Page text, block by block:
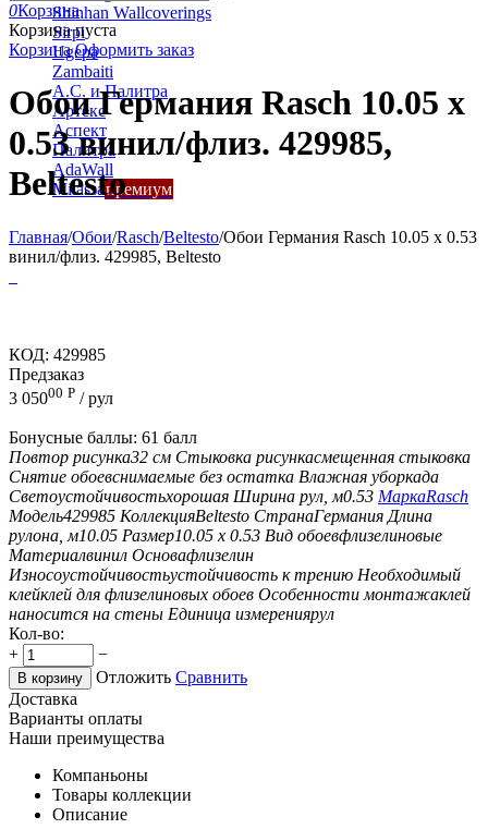
Shinhan Wallcoverings
Sirpi
Ugepa
Zambaiti
А.С. и Палитра
Артекс
Аспект
Палитра
AdaWall
Milassa премиум
0Корзина
Корзина пуста
Корзина Оформить заказ
Обои Германия Rasch 10.05 х
0.53 винил/флиз. 429985,
Beltesto
Главная/Обои/Rasch/Beltesto/Обои Германия Rasch 10.05 х 0.53
винил/флиз. 429985, Beltesto
КОД: 429985
Предзаказ
3 05000 Р / рул
Бонусные баллы: 61 балл
Повтор рисунка32 см Стыковка рисункасмещенная стыковка
Снятие обоевснимаемые без остатка Влажная уборкада
Светоустойчивостьхорошая Ширина рул, м0.53 МаркаRasch
Модель429985 КоллекцияBeltesto СтранаГермания Длина
рулона, м10.05 Размер10.05 х 0.53 Вид обоевфлизелиновые
Материалвинил Основафлизелин
Износоустойчивостьустойчивость к трению Необходимый
клейклей для флизелиновых обоев Особенности монтажаклей
наносится на стены Единица измерениярул
Кол-во:
+
−
В корзину Отложить Сравнить
Доставка
Варианты оплаты
Наши преимущества
Компаньоны
Товары коллекции
Описание